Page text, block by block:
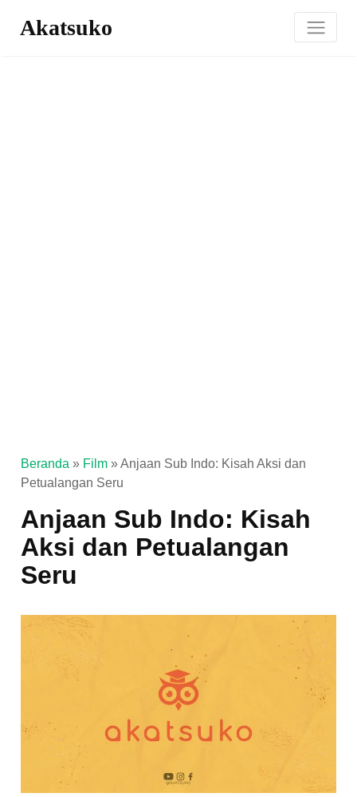
Akatsuko
Beranda » Film »Anjaan Sub Indo: Kisah Aksi dan
Petualangan Seru
Anjaan Sub Indo: Kisah
Aksi dan Petualangan
Seru